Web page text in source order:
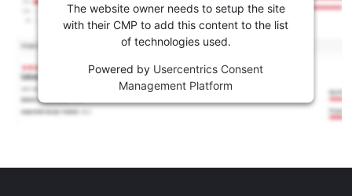
The website owner needs to setup the site
with their CMP to add this content to the list
of technologies used.
Powered by Usercentrics Consent
Management Platform